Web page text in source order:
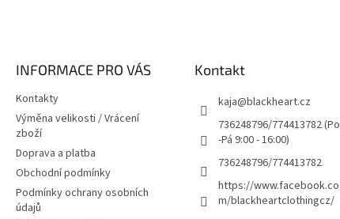
INFORMACE PRO VÁS
Kontakty
Výměna velikosti / Vrácení
zboží
Doprava a platba
Obchodní podmínky
Podmínky ochrany osobních
údajů
Kontakt
kaja@blackheart.cz
736248796/774413782 (Po
-Pá 9:00 - 16:00)
736248796/774413782
https://www.facebook.co
m/blackheartclothingcz/